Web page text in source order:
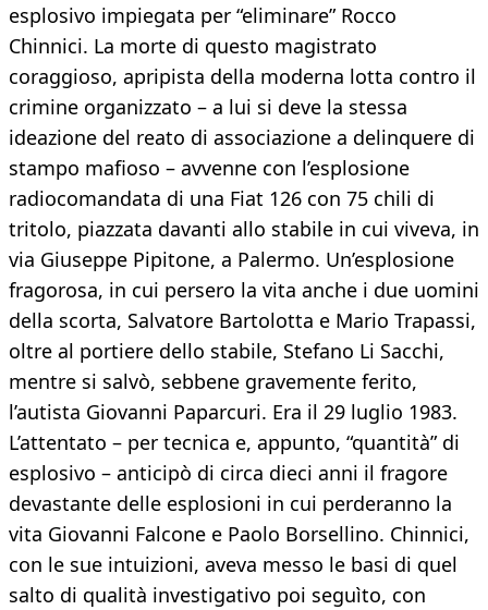
esplosivo impiegata per “eliminare” Rocco
Chinnici. La morte di questo magistrato
coraggioso, apripista della moderna lotta contro il
crimine organizzato – a lui si deve la stessa
ideazione del reato di associazione a delinquere di
stampo mafioso – avvenne con l’esplosione
radiocomandata di una Fiat 126 con 75 chili di
tritolo, piazzata davanti allo stabile in cui viveva, in
via Giuseppe Pipitone, a Palermo. Un’esplosione
fragorosa, in cui persero la vita anche i due uomini
della scorta, Salvatore Bartolotta e Mario Trapassi,
oltre al portiere dello stabile, Stefano Li Sacchi,
mentre si salvò, sebbene gravemente ferito,
l’autista Giovanni Paparcuri. Era il 29 luglio 1983.
L’attentato – per tecnica e, appunto, “quantità” di
esplosivo – anticipò di circa dieci anni il fragore
devastante delle esplosioni in cui perderanno la
vita Giovanni Falcone e Paolo Borsellino. Chinnici,
con le sue intuizioni, aveva messo le basi di quel
salto di qualità investigativo poi seguìto, con